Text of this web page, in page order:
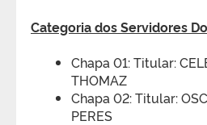
Categoria dos Servidores
Chapa 01: Titular:
THOMAZ
Chapa 02: Titular:
PERES